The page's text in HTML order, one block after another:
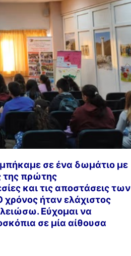
σε ένα δωμάτιο με
της πρώτης
και τις αποστάσεις των
ήταν ελάχιστος
Εύχομαι να
σε μία αίθουσα